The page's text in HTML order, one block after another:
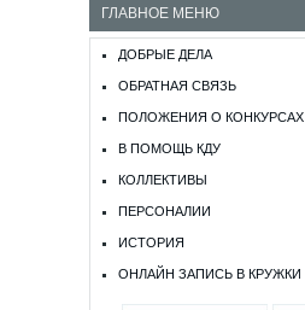
ГЛАВНОЕ МЕНЮ
ДОБРЫЕ ДЕЛА
ОБРАТНАЯ СВЯЗЬ
ПОЛОЖЕНИЯ О КОНКУРСАХ
В ПОМОЩЬ КДУ
КОЛЛЕКТИВЫ
ПЕРСОНАЛИИ
ИСТОРИЯ
ОНЛАЙН ЗАПИСЬ В КРУЖКИ